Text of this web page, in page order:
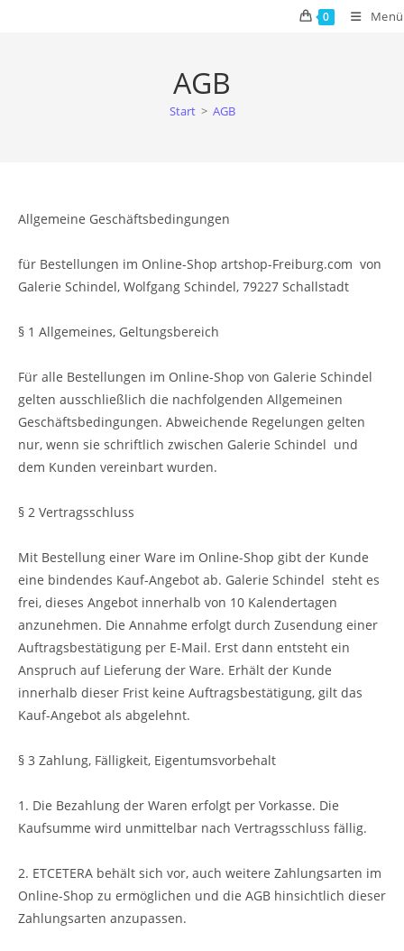
0 Menü
AGB
Start > AGB
Allgemeine Geschäftsbedingungen
für Bestellungen im Online-Shop artshop-Freiburg.com von
Galerie Schindel, Wolfgang Schindel, 79227 Schallstadt
§ 1 Allgemeines, Geltungsbereich
Für alle Bestellungen im Online-Shop von Galerie Schindel
gelten ausschließlich die nachfolgenden Allgemeinen
Geschäftsbedingungen. Abweichende Regelungen gelten
nur, wenn sie schriftlich zwischen Galerie Schindel und
dem Kunden vereinbart wurden.
§ 2 Vertragsschluss
Mit Bestellung einer Ware im Online-Shop gibt der Kunde
eine bindendes Kauf-Angebot ab. Galerie Schindel steht es
frei, dieses Angebot innerhalb von 10 Kalendertagen
anzunehmen. Die Annahme erfolgt durch Zusendung einer
Auftragsbestätigung per E-Mail. Erst dann entsteht ein
Anspruch auf Lieferung der Ware. Erhält der Kunde
innerhalb dieser Frist keine Auftragsbestätigung, gilt das
Kauf-Angebot als abgelehnt.
§ 3 Zahlung, Fälligkeit, Eigentumsvorbehalt
1. Die Bezahlung der Waren erfolgt per Vorkasse. Die
Kaufsumme wird unmittelbar nach Vertragsschluss fällig.
2. ETCETERA behält sich vor, auch weitere Zahlungsarten im
Online-Shop zu ermöglichen und die AGB hinsichtlich dieser
Zahlungsarten anzupassen.